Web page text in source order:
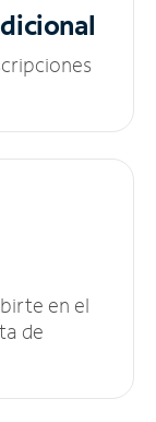
en el
de